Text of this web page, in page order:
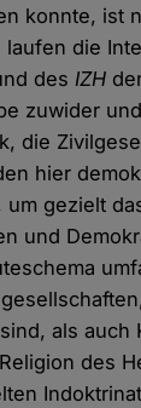
konnte, ist
die
desIZH
zuwider
die
hier
gezielt
und
als auch
des